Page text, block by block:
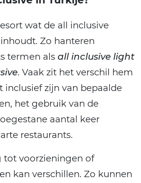
wat de all inclusive
Zo hanteren
termen als all inclusive light
. Vaak zit het verschil hem
inclusief zijn van bepaalde
het gebruik van de
aantal keer
restaurants.
tot voorzieningen of
kan verschillen. Zo kunnen